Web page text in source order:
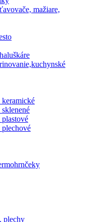
mažiare,
plechy